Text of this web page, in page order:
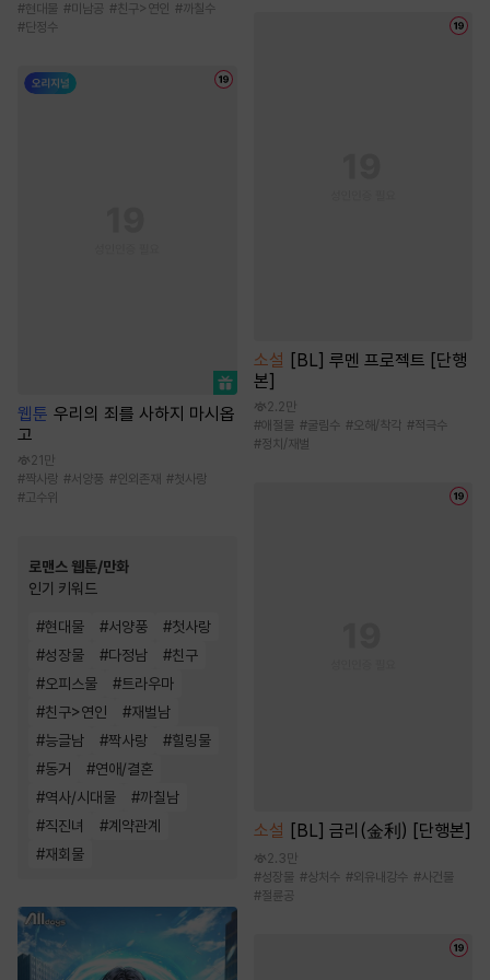
#현대물 #미남공 #친구>연인 #까칠수
#단정수
웹툰 우리의 죄를 사하지 마시옵
고
21만
#짝사랑 #서양풍 #인외존재 #첫사랑
#고수위
로맨스 웹툰/만화
인기 키워드
#현대물 #서양풍 #첫사랑
#성장물 #다정남 #친구
#오피스물 #트라우마
#친구>연인 #재벌남
#능글남 #짝사랑 #힐링물
#동거 #연애/결혼
#역사/시대물 #까칠남
#직진녀 #계약관계
#재회물
소설 [BL] 루멘 프로젝트 [단행
본]
2.2만
#애절물 #굴림수 #오해/착각 #적극수
#정치/재벌
소설 [BL] 금리(金利) [단행본]
2.3만
#성장물 #상처수 #외유내강수 #사건물
#절륜공